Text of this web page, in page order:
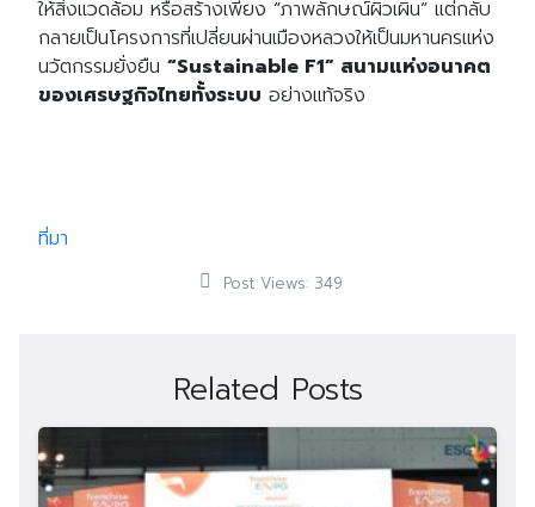
Search
for: Search
ให้สิ่งแวดล้อม หรือสร้างเพียง “ภาพลักษณ์ผิวเผิน” แต่กลับ
กลายเป็นโครงการที่เปลี่ยนผ่านเมืองหลวงให้เป็นมหานครแห่ง
นวัตกรรมยั่งยืน “Sustainable F1” สนามแห่งอนาคต
ของเศรษฐกิจไทยทั้งระบบ อย่างแท้จริง
ที่มา
Post Views: 349
Related Posts